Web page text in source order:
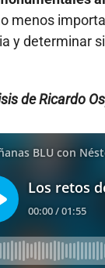
menos
y determinar
de Ricardo